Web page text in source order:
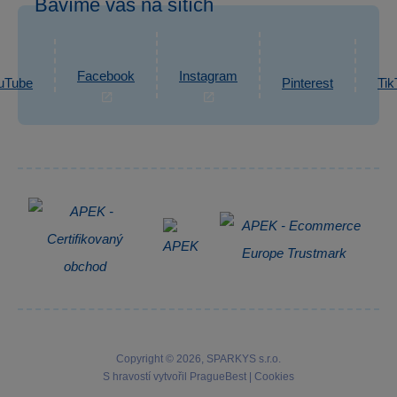
Reklamace
Informace o zpracování osobních údajů
eshop@sparkys.cz
Napsat zprávu
Bavíme vás na sítích
Facebook Instagram Pinterest
Copyright © 2026, SPARKYS s.r.o.
S hravostí vytvořil
PragueBest Cookies